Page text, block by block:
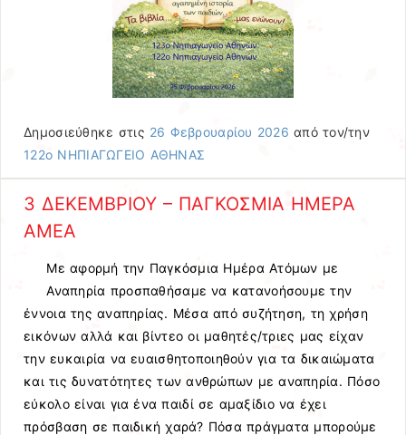
Δημοσιεύθηκε στις 26 Φεβρουαρίου 2026 από τον/την
122ο ΝΗΠΙΑΓΩΓΕΙΟ ΑΘΗΝΑΣ
3 ΔΕΚΕΜΒΡΙΟΥ – ΠΑΓΚΟΣΜΙΑ ΗΜΕΡΑ
ΑΜΕΑ
Με αφορμή την Παγκόσμια Ημέρα Ατόμων με
Αναπηρία προσπαθήσαμε να κατανοήσουμε την
έννοια της αναπηρίας. Μέσα από συζήτηση, τη χρήση
εικόνων αλλά και βίντεο οι μαθητές/τριες μας είχαν
την ευκαιρία να ευαισθητοποιηθούν για τα δικαιώματα
και τις δυνατότητες των ανθρώπων με αναπηρία. Πόσο
εύκολο είναι για ένα παιδί σε αμαξίδιο να έχει
πρόσβαση σε παιδική χαρά? Πόσα πράγματα μπορούμε